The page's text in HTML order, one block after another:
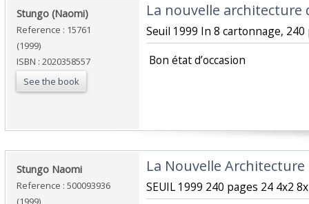
‎Stungo (Naomi)‎
Reference : 15761
(1999)
ISBN : 2020358557
See the book
‎La nouvelle architecture
‎Seuil 1999 In 8 cartonnage,
‎ Bon état d’occasion ‎
‎Stungo Naomi‎
Reference : 500093936
(1999)
‎La Nouvelle
‎SEUIL 1999 240 pages 24 4x2